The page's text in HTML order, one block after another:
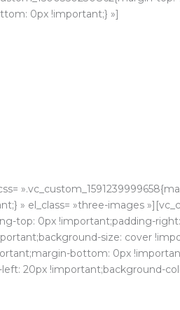
0px !important;} »]
» el_class= »three-images
top: 0px !important;padding-
size: cover
bottom: 0px
20px !important;background-